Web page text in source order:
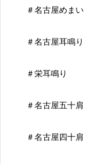
＃名古屋めまい
＃名古屋耳鳴り
＃栄耳鳴り
＃名古屋五十肩
＃名古屋四十肩